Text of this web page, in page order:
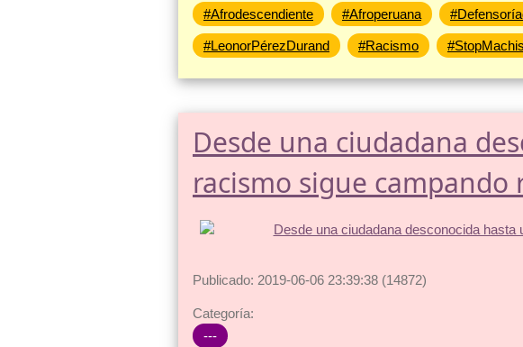
#Afrodescendiente
#Afroperuana
#LeonorPérezDurand #Racismo
Desde una ciudadana
racismo sigue
Publicado: 2019-06-06 23:39:38 (14872)
Categoría:
---